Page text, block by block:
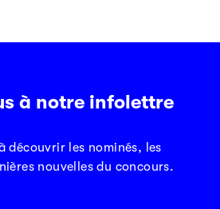
à notre infolettre
découvrir les nominés, les
nouvelles du concours.